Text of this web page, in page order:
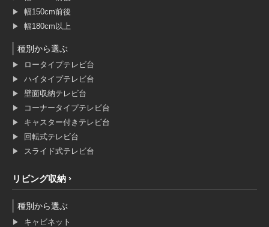
幅150cm前後
幅180cm以上
種別から選ぶ
ロータイプテレビ台
ハイタイプテレビ台
壁面収納テレビ台
コーナータイプテレビ台
キャスター付きテレビ台
回転式テレビ台
スライド式テレビ台
リビング収納
種別から選ぶ
キャビネット